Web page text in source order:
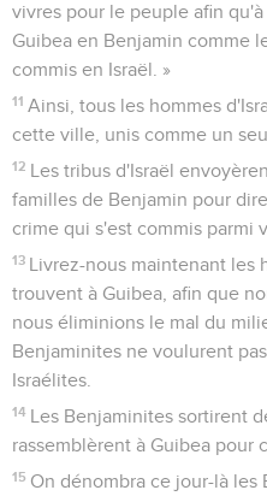
vivres pour le peuple afin
Guibea en Benjamin comme
commis en Israël. »
11 Ainsi, tous les hommes
cette ville, unis comme un
12 Les tribus d'Israël
familles de Benjamin pour
crime qui s'est commis parmi
13 Livrez-nous maintenant les
trouvent à Guibea, afin que
nous éliminions le mal du
Benjaminites ne voulurent
Israélites.
14 Les Benjaminites sortirent
rassemblèrent à Guibea pour
15 On dénombra ce jour-là les